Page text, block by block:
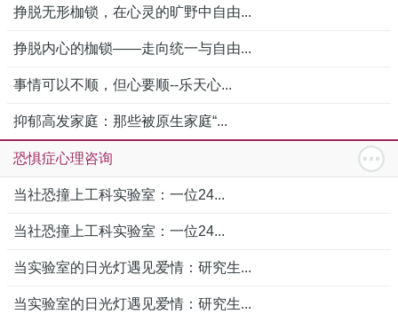
挣脱无形枷锁，在心灵的旷野中自由...
挣脱内心的枷锁——走向统一与自由...
事情可以不顺，但心要顺--乐天心...
抑郁高发家庭：那些被原生家庭“...
恐惧症心理咨询
当社恐撞上工科实验室：一位24...
当社恐撞上工科实验室：一位24...
当实验室的日光灯遇见爱情：研究生...
当实验室的日光灯遇见爱情：研究生...